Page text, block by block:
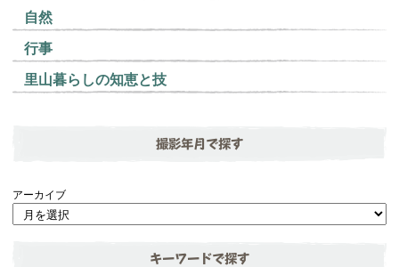
自然
行事
里山暮らしの知恵と技
撮影年月で探す
アーカイブ
キーワードで探す